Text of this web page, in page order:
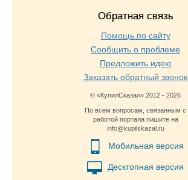
Обратная связь
Помощь по сайту
Сообщить о проблеме
Предложить идею
Заказать обратный звонок
© «КупилСказал» 2012 - 2026
По всем вопросам, связанным с
работой портала пишите на
info@kupilskazal.ru
Мобильная версия
Десктопная версия